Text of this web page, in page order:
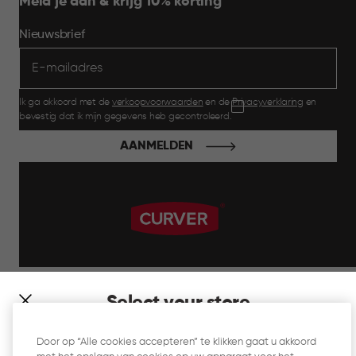
Select your store
which store would you like to shop?
Nieuwsbrief
Ik ga akkoord met de verkoopvoorwaarden en dePrivacyverklaring en
bevestig dat ik mijn gegevens heb gecontroleerd.
AANMELDEN
Door op “Alle cookies accepteren” te klikken gaat u akkoord